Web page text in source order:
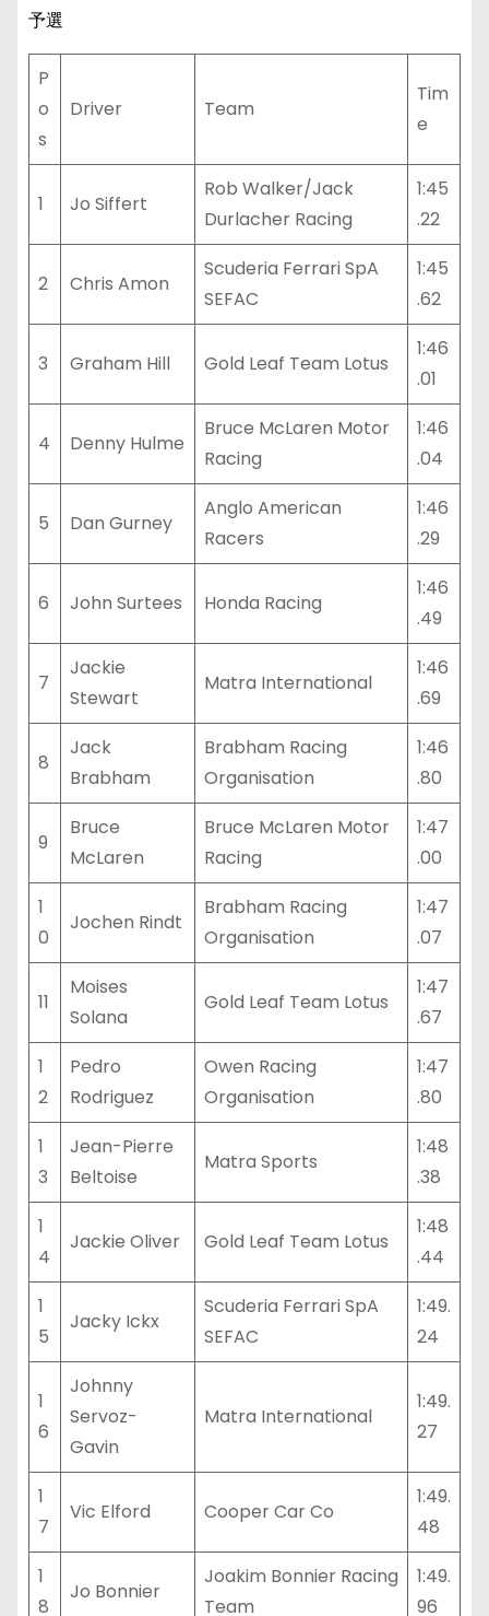
予選
P
o
s
Driver Team
Tim
e
1 Jo Siffert
Rob Walker/Jack
Durlacher Racing
1:45
.22
2 Chris Amon
Scuderia Ferrari SpA
SEFAC
1:45
.62
3 Graham Hill Gold Leaf Team Lotus
1:46
.01
4 Denny Hulme
Bruce McLaren Motor
Racing
1:46
.04
5 Dan Gurney
Anglo American
Racers
1:46
.29
6 John Surtees Honda Racing
1:46
.49
7
Jackie
Stewart
Matra International
1:46
.69
8
Jack
Brabham
Brabham Racing
Organisation
1:46
.80
9
Bruce
McLaren
Bruce McLaren Motor
Racing
1:47
.00
1
0
Jochen Rindt
Brabham Racing
Organisation
1:47
.07
11
Moises
Solana
Gold Leaf Team Lotus
1:47
.67
1
2
Pedro
Rodriguez
Owen Racing
Organisation
1:47
.80
1
3
Jean-Pierre
Beltoise
Matra Sports
1:48
.38
1
4
Jackie Oliver Gold Leaf Team Lotus
1:48
.44
1
5
Jacky Ickx
Scuderia Ferrari SpA
SEFAC
1:49.
24
1
6
Johnny
Servoz-
Gavin
Matra International
1:49.
27
1
7
Vic Elford Cooper Car Co
1:49.
48
1
8
Jo Bonnier
Joakim Bonnier Racing
Team
1:49.
96